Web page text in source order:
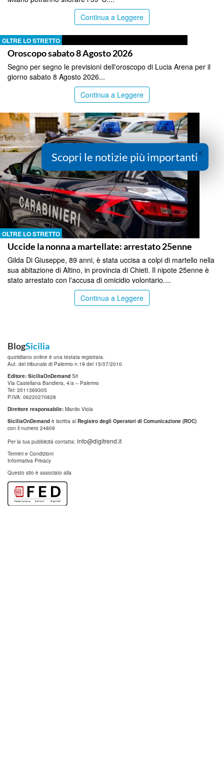
Continua a Leggere
OLTRE LO STRETTO
Oroscopo sabato 8 Agosto 2026
Segno per segno le previsioni dell'oroscopo di Lucia Arena per il
giorno sabato 8 Agosto 2026...
Continua a Leggere
OLTRE LO STRETTO
Uccide la nonna a martellate: arrestato 25enne
Gilda Di Giuseppe, 89 anni, è stata uccisa a colpi di martello nella
sua abitazione di Altino, in provincia di Chieti. Il nipote 25enne è
stato arrestato con l'accusa di omicidio volontario....
Continua a Leggere
BlogSicilia
quotidiano online è una testata registrata.
Aut. del tribunale di Palermo n.19 del 15/07/2010
Editore: SiciliaOnDemand Srl
Via Castellana Bandiera, 4/a – Palermo
Tel: 3511369305
P.IVA: 06220270828
Direttore responsabile: Manlio Viola
SiciliaOnDemand è iscritta al Registro degli Operatori di Comunicazione (ROC)
con il numero 24809
Per la tua pubblicità contatta: info@digitrend.it
Termini e Condizioni
Informativa Privacy
Questo sito è associato alla
×
Scopri le notizie più importanti